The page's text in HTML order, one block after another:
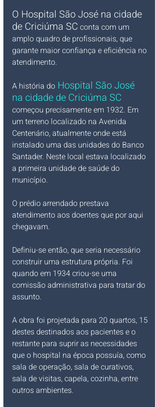
O Hospital São José na cidade
de Criciúma SC conta com um
amplo quadro de profissionais, que
garante maior confiança e eficiência no
atendimento.
A história do Hospital São José
na cidade de Criciúma SC
começou precisamente em 1932. Em
um terreno localizado na Avenida
Centenário, atualmente onde está
instalado uma das unidades do Banco
Santader. Neste local estava localizado
a primeira unidade de saúde do
município.
O prédio arrendado prestava
atendimento aos doentes que por aqui
chegavam.
Definiu-se então, que seria necessário
construir uma estrutura própria. Foi
quando em 1934 criou-se uma
comissão administrativa para tratar do
assunto.
A obra foi projetada para 20 quartos, 15
destes destinados aos pacientes e o
restante para suprir as necessidades
que o hospital na época possuía, como
sala de operação, sala de curativos,
sala de visitas, capela, cozinha, entre
outros ambientes.